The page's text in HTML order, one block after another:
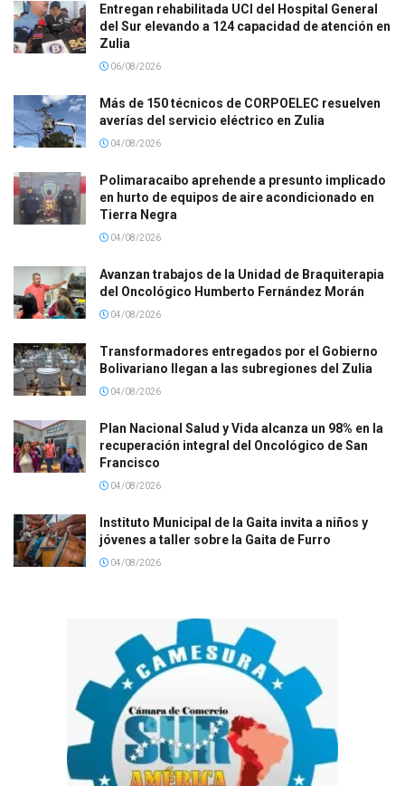
Entregan rehabilitada UCI del Hospital General
del Sur elevando a 124 capacidad de atención en
Zulia
06/08/2026
Más de 150 técnicos de CORPOELEC resuelven
averías del servicio eléctrico en Zulia
04/08/2026
Polimaracaibo aprehende a presunto implicado
en hurto de equipos de aire acondicionado en
Tierra Negra
04/08/2026
Avanzan trabajos de la Unidad de Braquiterapia
del Oncológico Humberto Fernández Morán
04/08/2026
Transformadores entregados por el Gobierno
Bolivariano llegan a las subregiones del Zulia
04/08/2026
Plan Nacional Salud y Vida alcanza un 98% en la
recuperación integral del Oncológico de San
Francisco
04/08/2026
Instituto Municipal de la Gaita invita a niños y
jóvenes a taller sobre la Gaita de Furro
04/08/2026